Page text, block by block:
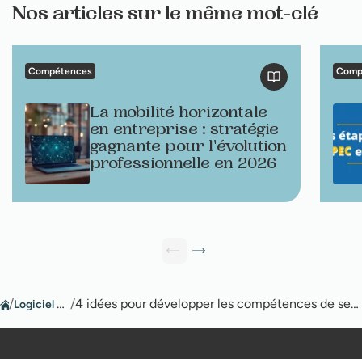
Nos articles sur le même mot-clé
Compétences
La mobilité horizontale
en entreprise : stratégie
gagnante pour l'évolution
professionnelle en 2026
/ Logiciel GPEC / 4 idées pour développer les compétences de ses collaborateurs